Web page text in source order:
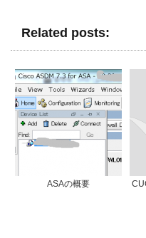
Related posts:
ASAの概要